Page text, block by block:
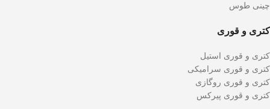
چینی طوس
کتری و قوری
کتری و قوری استیل
کتری و قوری سرامیکی
کتری و قوری روگازی
کتری و قوری پیرکس